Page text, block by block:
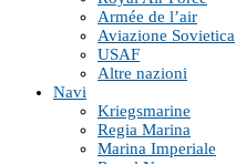
Armée de l’air
Aviazione Sovietica
USAF
Altre nazioni
Navi
Kriegsmarine
Regia Marina
Marina Imperiale